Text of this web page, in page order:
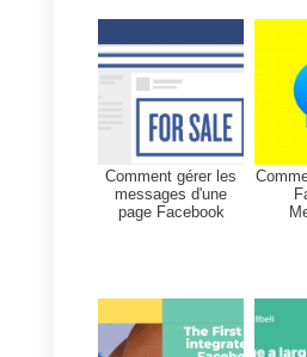
Si les
directe
d’importants
entreprise,